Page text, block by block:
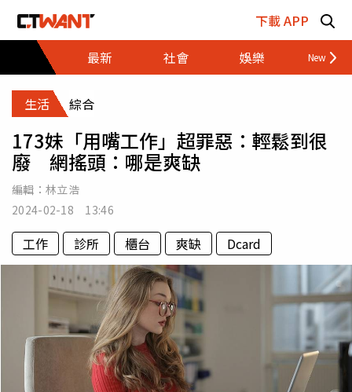
下載 APP
最新
社會 娛樂 財經
生活 綜合
173妹「用嘴工作」超罪惡：輕鬆到很
廢 網搖頭：哪是爽缺
編輯： 林立浩
2024-02-18 13:46
工作 診所 櫃台 爽缺 Dcard